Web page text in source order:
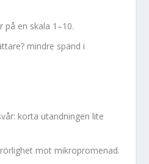
en skala 1–10.
mindre spänd i
korta utandningen lite
mot mikropromenad.